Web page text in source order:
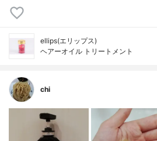
ellips(エリップス)
ヘアーオイル トリートメント
chi